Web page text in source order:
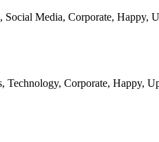
Social Media, Corporate, Happy,
Technology, Corporate, Happy,